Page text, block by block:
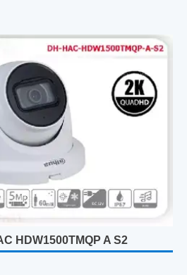
HDW1500TMQP A S2